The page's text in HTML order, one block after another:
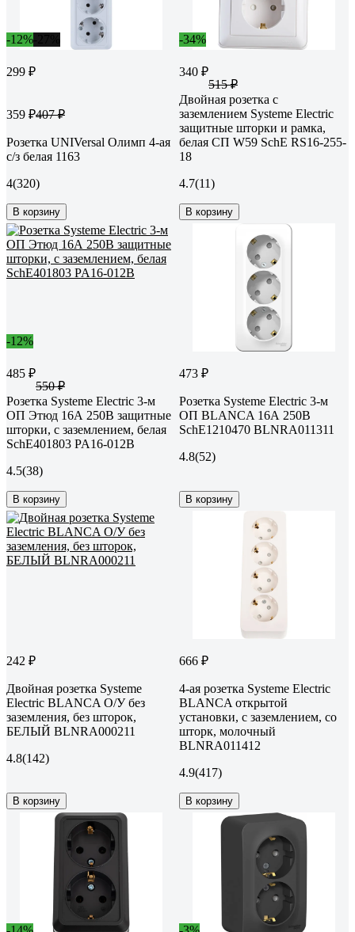
-12%
299 ₽
359 ₽407 ₽
Розетка UNIVersal Олимп 4-ая
с/з белая 1163
4(320)
В корзину
-34%
340 ₽
515 ₽
Двойная розетка с
заземлением Systeme Electric
защитные шторки и рамка,
белая СП W59 SchE RS16-255-
18
4.7(11)
В корзину
-12%
485 ₽
550 ₽
Розетка Systeme Electric 3-м
ОП Этюд 16А 250В защитные
шторки, с заземлением, белая
SchE401803 PA16-012B
4.5(38)
В корзину
473 ₽
Розетка Systeme Electric 3-м
ОП BLANCA 16А 250В
SchE1210470 BLNRA011311
4.8(52)
В корзину
242 ₽
Двойная розетка Systeme
Electric BLANCA О/У без
заземления, без шторок,
БЕЛЫЙ BLNRA000211
4.8(142)
В корзину
666 ₽
4-ая розетка Systeme Electric
BLANCA открытой
установки, с заземлением, со
шторк, молочный
BLNRA011412
4.9(417)
В корзину